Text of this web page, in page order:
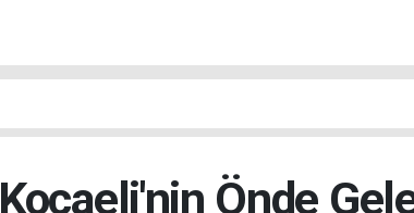
Kocaeli'nin Önde